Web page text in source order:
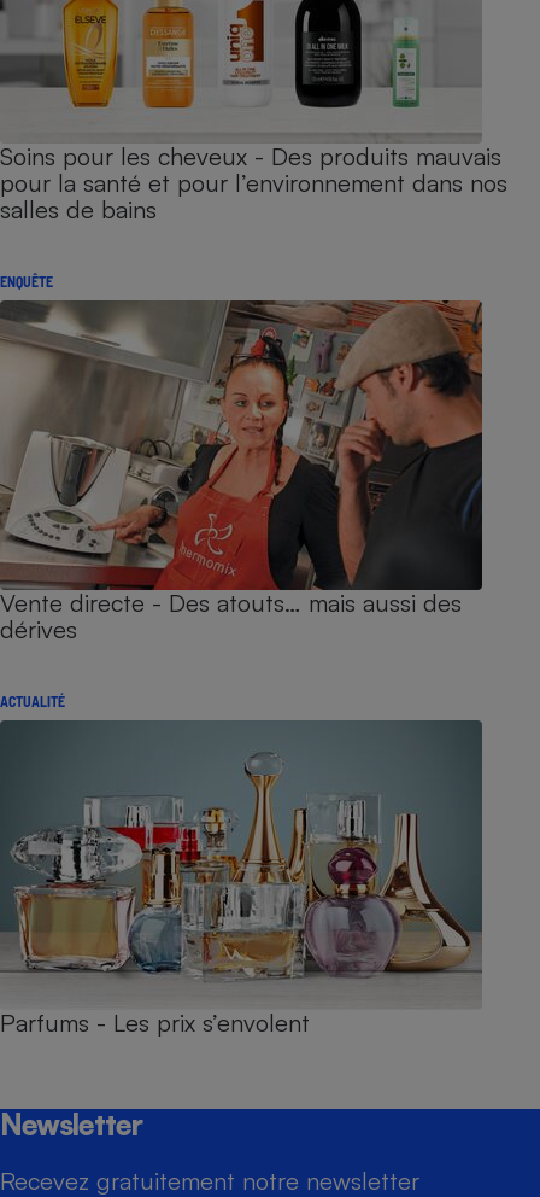
Soins pour les cheveux - Des produits mauvais
pour la santé et pour l’environnement dans nos
salles de bains
ENQUÊTE
Vente directe - Des atouts… mais aussi des
dérives
ACTUALITÉ
Parfums - Les prix s’envolent
Newsletter
Recevez gratuitement notre newsletter